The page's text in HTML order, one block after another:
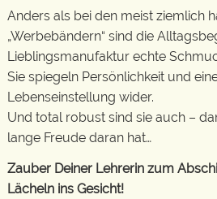
Anders als bei den meist ziemlich
„Werbebändern“ sind die
Lieblingsmanufaktur echte
Sie spiegeln Persönlichkeit und
Lebenseinstellung wider.
Und total robust sind sie auch –
lange Freude daran hat…
Zauber Deiner Lehrerin zum
Lächeln ins Gesicht!